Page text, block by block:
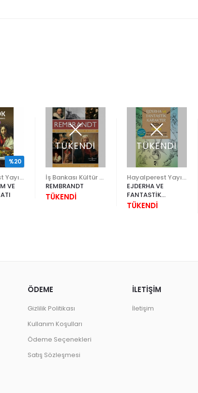
VE
%20
TÜKENDİ
REMBRANDT
TÜKENDİ
TÜKENDİ
EJDERHA VE
FANTASTİK
KARAKTERLER
TÜKENDİ
ÖDEME
Gizlilik Politikası
Kullanım Koşulları
Ödeme Seçenekleri
Satış Sözleşmesi
İLETİŞİM
İletişim